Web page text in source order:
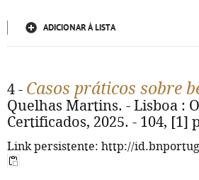
ADICIONAR À LISTA
4 - Casos práticos sobre
Quelhas Martins. - Lisboa :
Certificados, 2025. - 104, [1]
Link persistente: http://